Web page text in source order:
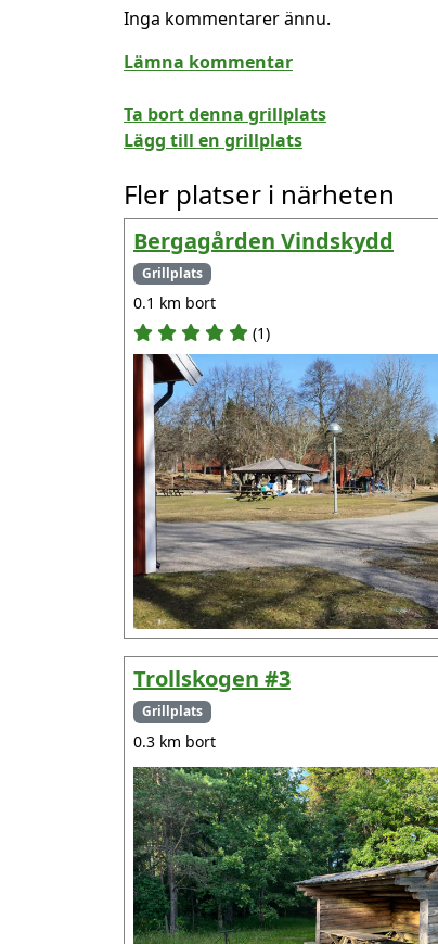
Inga kommentarer ännu.
Lämna kommentar
Ta bort denna grillplats
Lägg till en grillplats
Fler platser i närheten
Bergagården Vindskydd
Grillplats
0.1 km bort
(1)
Trollskogen #3
Grillplats
0.3 km bort